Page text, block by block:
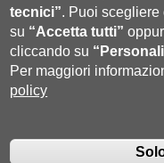
tecnici”. Puoi scegliere
su “Accetta tutti”
cliccando su
Per maggiori
policy